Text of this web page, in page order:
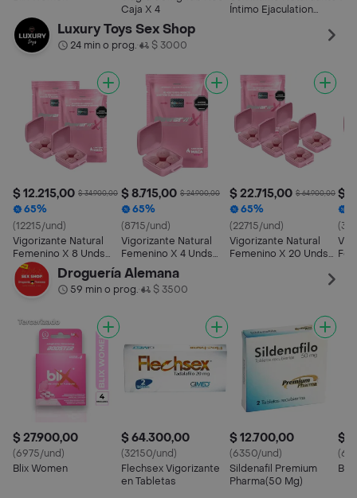
Caja X 4
Íntimo Ejaculation
Luxury Toys Sex Shop
24 min o prog.• $ 3000
$ 12.215,00 $ 34.900,00
65%
(12215/und)
Vigorizante Natural
Femenino X 8 Unds
Power Sex
$ 8.715,00 $ 24.900,00
65%
(8715/und)
Vigorizante Natural
Femenino X 4 Unds
Power Sex
$ 22.715,00 $ 64.900,00
65%
(22715/und)
Vigorizante Natural
Femenino X 20 Unds
$
Droguería Alemana
59 min o prog.• $ 3500
$ 27.900,00
(6975/und)
Blix Women
$ 64.300,00
(32150/und)
Flechsex Vigorizante
en Tabletas
$ 12.700,00
(6350/und)
Sildenafil Premium
Pharma(50 Mg)
$